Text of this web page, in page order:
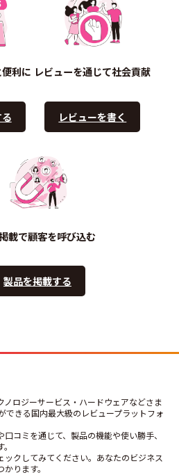
利に レビューを通じて社会貢献
レビューを書く
載で顧客を呼び込む
製品を掲載する
ノロジーサービス・ハードウェアなどさま
できる国内最大級のレビュープラットフォ
コミを通じて、製品の機能や使い勝手、
ックしてみてください。あなたのビジネス
ります。